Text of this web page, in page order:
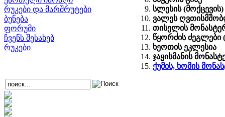
რუკები და მარშრუტები
ბუნება
ფორუმი
ჩვენს შესახებ
რუკები
სლესის (მოქცევის)
ვალეს
თისელის
წყორძის ძეგლები
ხეოთის ეკლესია
ჯაყისმანის
ქუმის, ხომის